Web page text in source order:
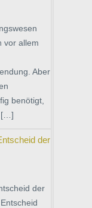
vor allem
Aber
benötigt,
[…]
der
der